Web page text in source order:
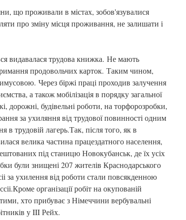
що проживали в містах, зобов'язувалися
про зміну місця проживання, не залишати і
видавалася трудова книжка. Не мають
продовольчих карток. Таким чином,
Через біржі праці проходив залучення
а також мобілізація в порядку загальної
дорожні, будівельні роботи, на торфорозробки,
за ухиляння від трудової повинності одним
в трудовій лагерь.Так, після того, як в
велика частина працездатного населення,
під станицю Новокубанськ, де їх усіх
були знищені 207 жителів Краснодарського
за ухилення від роботи стали повсякденною
організації робіт на окупованій
хто прибуває з Німеччини вербувальні
у III Рейх.